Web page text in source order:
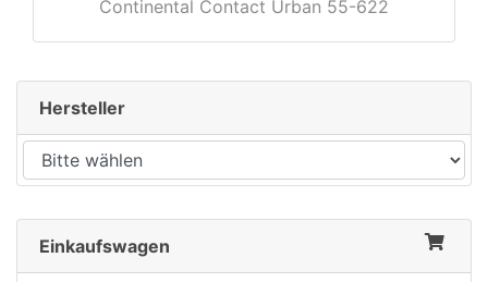
Continental Contact Urban 55-622
Hersteller
Einkaufswagen